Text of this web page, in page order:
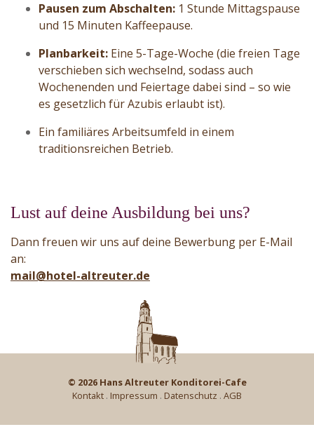
Pausen zum Abschalten: 1 Stunde Mittagspause
und 15 Minuten Kaffeepause.
Planbarkeit: Eine 5-Tage-Woche (die freien Tage
verschieben sich wechselnd, sodass auch
Wochenenden und Feiertage dabei sind – so wie
es gesetzlich für Azubis erlaubt ist).
Ein familiäres Arbeitsumfeld in einem
traditionsreichen Betrieb.
Lust auf deine Ausbildung bei uns?
Dann freuen wir uns auf deine Bewerbung per E-Mail
an:
mail@hotel-altreuter.de
© 2026 Hans Altreuter Konditorei-Cafe
Kontakt . Impressum . Datenschutz . AGB